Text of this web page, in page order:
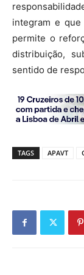
integram e que
permite o
distribuição,
sentido de
TAGS APAVT